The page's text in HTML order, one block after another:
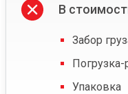
В
Забор
Погрузка-
Упаковка